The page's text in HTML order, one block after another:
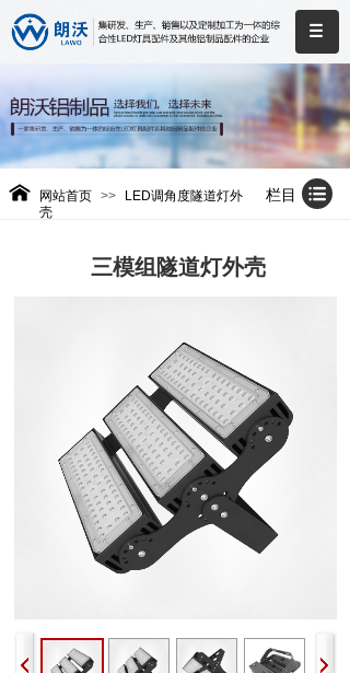
栏目
网站首页 >>
LED调角度隧道灯外
壳
三模组隧道灯外壳